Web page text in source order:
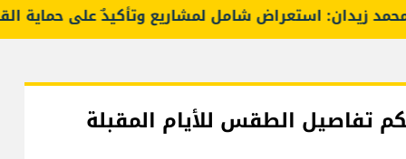
استعراض شامل لمشاريع وتأكيدٌ على حماية القيمة
تفاصيل الطقس للأيام المقبلة